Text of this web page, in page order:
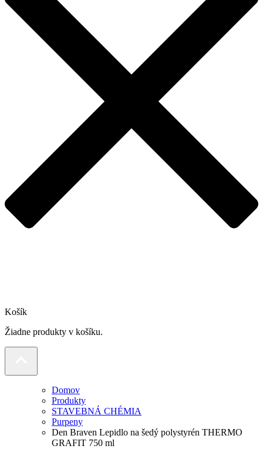
Košík
Žiadne produkty v košíku.
Domov
Produkty
STAVEBNÁ CHÉMIA
Purpeny
Den Braven Lepidlo na šedý polystyrén THERMO
GRAFIT 750 ml